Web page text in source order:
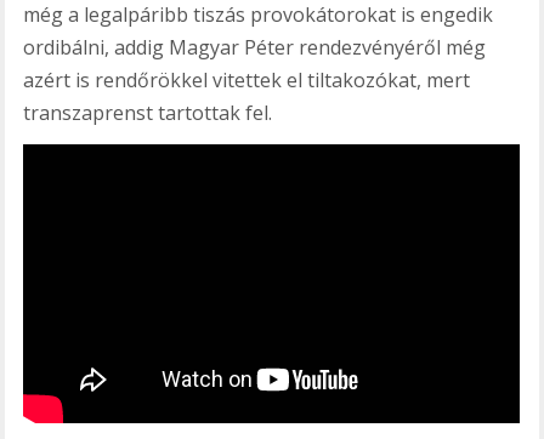
még a legalpáribb tiszás provokátorokat is engedik
ordibálni, addig Magyar Péter rendezvényéről még
azért is rendőrökkel vitettek el tiltakozókat, mert
transzaprenst tartottak fel.